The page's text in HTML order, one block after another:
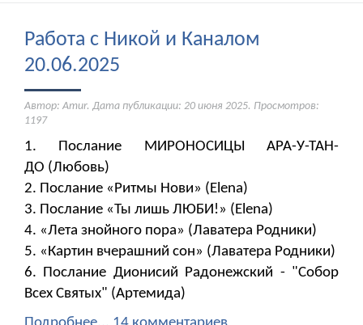
Работа с Никой и Каналом
20.06.2025
Автор: Amur. Дата публикации: 20 июня 2025. Просмотров:
1197
1. Послание МИРОНОСИЦЫ АРА-У-ТАН-
ДО (Любовь)
2. Послание «Ритмы Нови» (Elena)
3. Послание «Ты лишь ЛЮБИ!» (Elena)
4. «Лета знойного пора» (Лаватера Родники)
5. «Картин вчерашний сон» (Лаватера Родники)
6. Послание Дионисий Радонежский - "Собор
Всех Святых" (Артемида)